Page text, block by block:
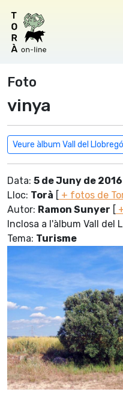
Foto
vinya
Veure àlbum Vall del
Data: 5 de Juny de 2016
Lloc: Torà [ + fotos de
Autor: Ramon Sunyer [
Inclosa a l'àlbum Vall del
Tema: Turisme